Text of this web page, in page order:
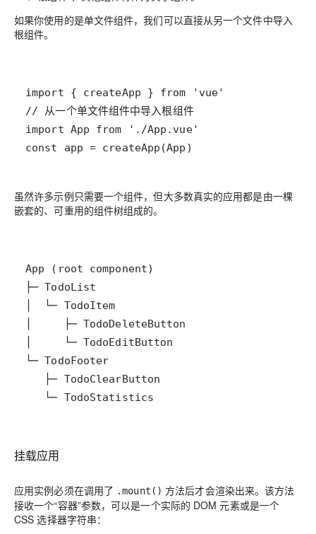
如果你使用的是单文件组件，我们可以直接从另一个文件中导入
根组件。
// 从一个单文件组件中导入根组件
const app = createApp(App)
虽然许多示例只需要一个组件，但大多数真实的应用都是由一棵
嵌套的、可重用的组件树组成的。
   └─ TodoStatistics
挂载应用
应用实例必须在调用了 .mount() 方法后才会渲染出来。该方法
接收一个“容器”参数，可以是一个实际的 DOM 元素或是一个
CSS 选择器字符串：